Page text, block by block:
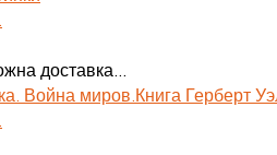
доставка...
Книга Герберт